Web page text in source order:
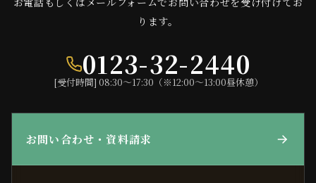
ります。
0123-32-2440
[受付時間] 08:30〜17:30（※12:00〜13:00昼休憩）
お問い合わせ・資料請求